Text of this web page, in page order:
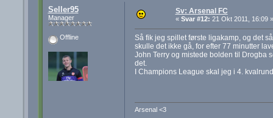
Seller95
Manager
Offline
Sv: Arsenal FC
« Svar #12: 21 Okt 2011, 16:09 »
Så fik jeg spillet første ligakamp, og det
skulle det ikke gå, for efter 77 minutter
John Terry og mistede bolden til Drogba
det.
I Champions League skal jeg i 4.
Arsenal <3